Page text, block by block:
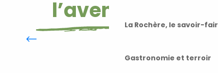
La Rochère, le savoir-
Gastronomie et terroir
l’aventure !
Canoë sur la petite Saône